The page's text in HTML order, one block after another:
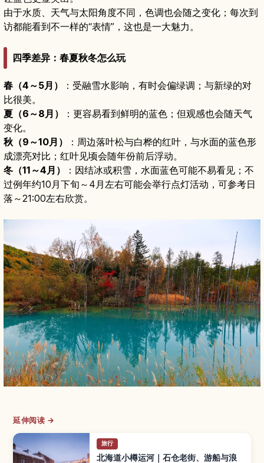
由于水质、天气与太阳角度不同，色调也会随之变化；每次到
访都能看到不一样的“表情”，这也是一大魅力。
四季差异：春夏秋冬怎么玩
春（4～5月）
：受融雪水影响，有时会偏绿调；与新绿的对
比很美。
夏（6～8月）
：更容易看到鲜明的蓝色；但观感也会随天气
变化。
秋（9～10月）
：周边落叶松与白桦的红叶，与水面的蓝色形
成漂亮对比；红叶见顷会随年份前后浮动。
冬（11～4月）
：因结冰或积雪，水面蓝色可能不易看见；不
过例年约10月下旬～4月左右可能会举行点灯活动，可参考日
落～21:00左右欣赏。
延伸阅读 →
旅行
北海道小樽运河｜石仓老街、游船与浪